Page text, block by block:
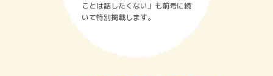
ことは話したくない」も前号に続
いて特別掲載します。